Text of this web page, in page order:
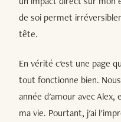
de soi permet
tête.
En vérité c'est une page
tout fonctionne bien.
année d'amour avec
ma vie. Pourtant, j'ai